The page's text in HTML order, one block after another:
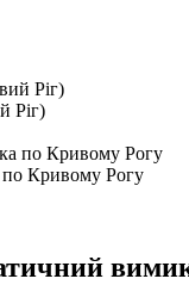
Ріг)
по Кривому Рогу